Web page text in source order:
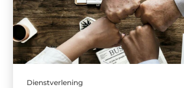
Dienstverlening